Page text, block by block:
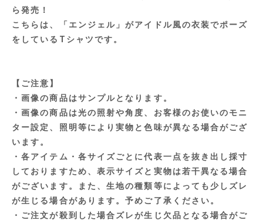
ら発売！
こちらは、「エンジェル」がアイドル風の衣装でポーズ
をしているTシャツです。
【ご注意】
・画像の商品はサンプルとなります。
・画像の商品は光の照射や角度、お客様のお使いのモニ
ター設定、照明等により実物と色味が異なる場合がござ
います。
・各アイテム・各サイズごとに代表一点を抜き出し採寸
しておりますため、表示サイズと実物は若干異なる場合
がございます。また、生地の種類等によっても少しズレ
が生じる場合があります。予めご了承ください。
・ご注文が殺到した場合ズレが生じ欠品となる場合がご